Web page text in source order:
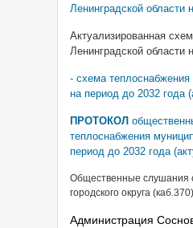
Ленинградской области
Актуализированная
Ленинградской области
- схема теплоснабжения
на период до 2032 года
ПРОТОКОЛ
теплоснабжения
период до 2032 года
Общественные слушания
городского округа
Администрация